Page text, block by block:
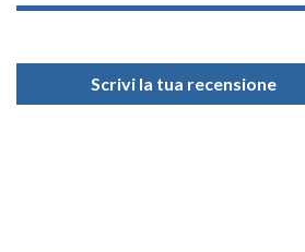
Scrivi la tua recensione